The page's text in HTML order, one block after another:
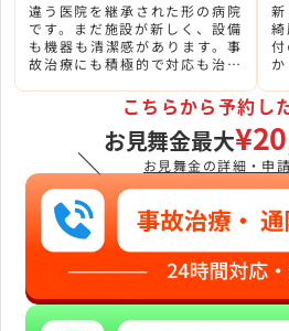
違う医院を継承された形の病院
です。まだ施設が新しく、設備
も機器も清潔感があります。事
故治療にも積極的で対応も治療
＼
こちらから予約し
お見舞金最大
お見舞金の詳細・申